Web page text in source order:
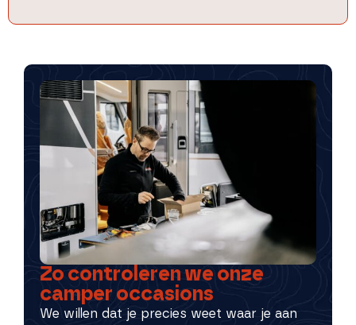
Zo controleren we onze
camper occasions
We willen dat je precies weet waar je aan